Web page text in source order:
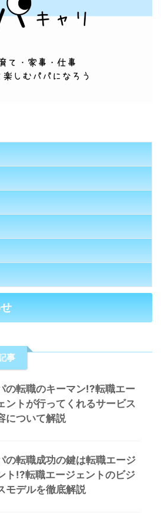
事
の転職のキーマン!?転職エー
ントが行ってくれるサービス
について解説
の転職成功の鍵は転職エージ
ト!?転職エージェントのビジ
モデルを徹底解説